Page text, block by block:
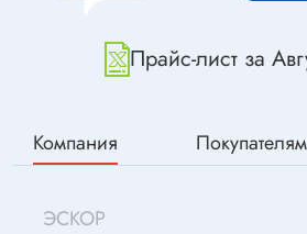
Прайс-лист за
Компания Покупателям
ЭСКОР